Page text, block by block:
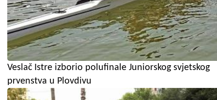
Veslač Istre izborio polufinale Juniorskog svjetskog
prvenstva u Plovdivu